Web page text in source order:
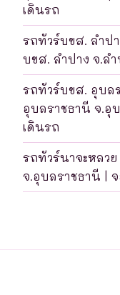
เดินรถ
รถทัวร์บขส. ลำป
บขส. ลำปาง จ.ล
รถทัวร์บขส. อุบล
อุบลราชธานี จ.อุ
เดินรถ
รถทัวร์นาจะหลว
จ.อุบลราชธานี |